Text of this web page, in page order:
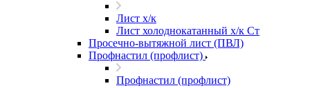
Лист х/к
Лист холоднокатанный х/к Ст
Просечно-вытяжной лист (ПВЛ)
Профнастил (профлист)
Профнастил (профлист)